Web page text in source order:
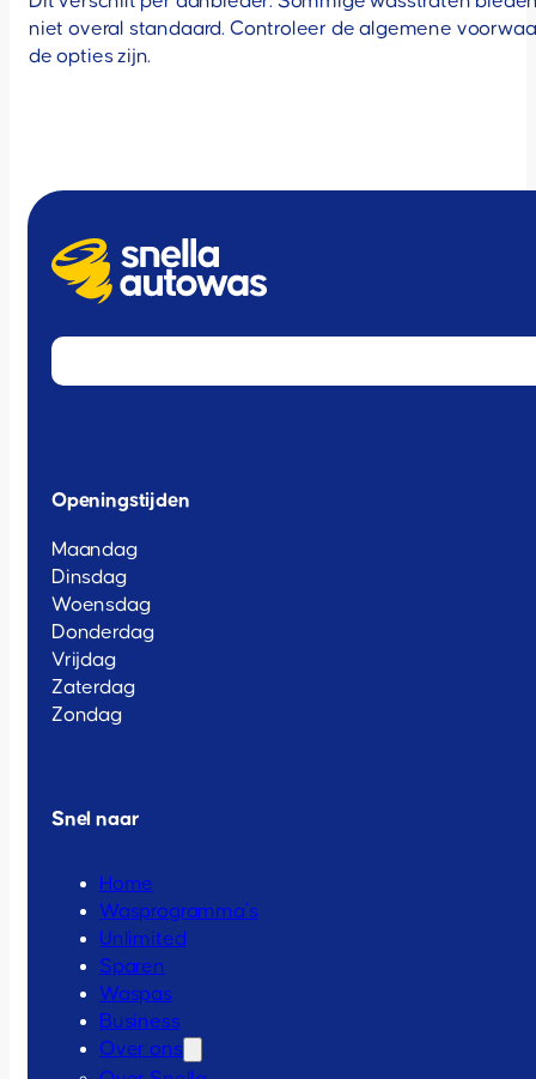
niet overal standaard. Controleer de algemene
de opties zijn.
Openingstijden
Maandag
Dinsdag
Woensdag
Donderdag
Vrijdag
Zaterdag
Zondag
Snel naar
Home
Wasprogramma’s
Unlimited
Sparen
Waspas
Business
Over ons